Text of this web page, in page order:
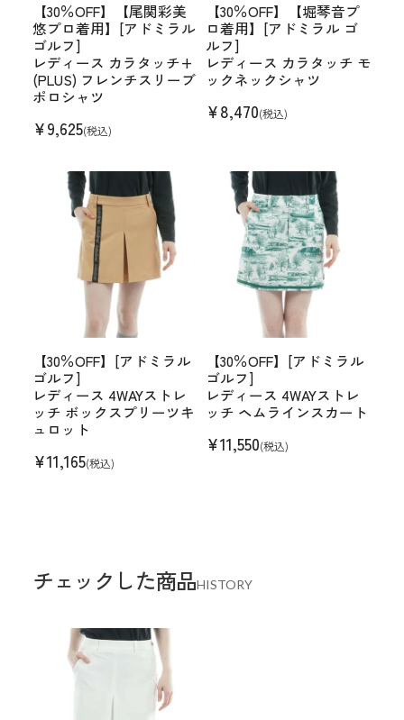
【30％OFF】【尾関彩美
悠プロ着用】[アドミラル
ゴルフ]
レディース カラタッチ+
(PLUS) フレンチスリーブ
ポロシャツ
¥9,625(税込)
【30％OFF】【堀琴音プ
ロ着用】[アドミラル ゴ
ルフ]
レディース カラタッチ モ
ックネックシャツ
¥8,470(税込)
【30％OFF】[アドミラル
ゴルフ]
レディース 4WAYストレ
ッチ ボックスプリーツキ
ュロット
¥11,165(税込)
【30％OFF】[アドミラル
ゴルフ]
レディース 4WAYストレ
ッチ ヘムラインスカート
¥11,550(税込)
チェックした商品HISTORY